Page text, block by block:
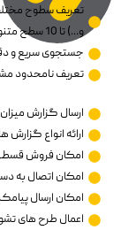
تعریف سطوح
و...) تا 10 سطح متنوع
جستجوی سریع و
تعریف نامحدود
ارسال گزارش
ارائه انواع
امکان فروش
امکان اتصال به
امکان ارسال
اعمال طرح های